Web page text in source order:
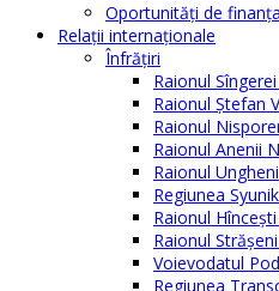
Oportunităţi de
Relaţii internaţionale
Înfrăţiri
Raionul
Raionul Ștefan
Raionul
Raionul Anenii
Raionul
Regiunea
Raionul
Raionul
Voievodatul
Regiunea